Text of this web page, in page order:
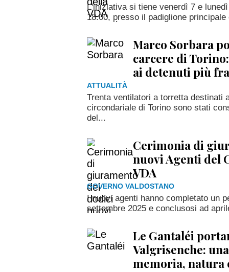
L'iniziativa si tiene venerdì 7 e
18.00, presso il padiglione
Marco Sorbara
carcere di
ai detenuti più
ATTUALITÀ
Trenta ventilatori a torretta destinati
circondariale di Torino sono stati
del...
Cerimonia di
nuovi Agenti del
VDA
GOVERNO VALDOSTANO
I nuovi agenti hanno completato un
settembre 2025 e conclusosi ad
Le Gantaléi
Valgrisenche:
memoria, natura